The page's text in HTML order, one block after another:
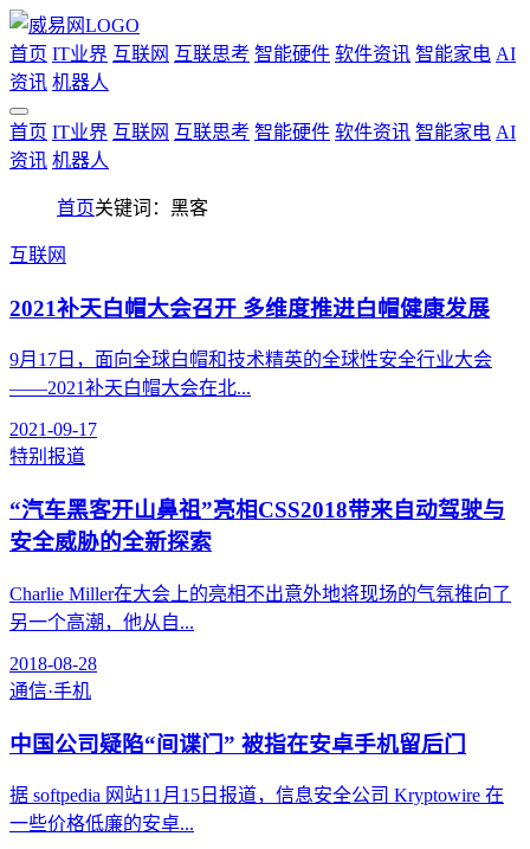
首页 IT业界 互联网 互联思考 智能硬件 软件资讯 智能家电 AI
资讯 机器人
首页 IT业界 互联网 互联思考 智能硬件 软件资讯 智能家电 AI
资讯 机器人
首页关键词：黑客
互联网
2021补天白帽大会召开 多维度推进白帽健康发展
9月17日，面向全球白帽和技术精英的全球性安全行业大会
——2021补天白帽大会在北...
2021-09-17
特别报道
“汽车黑客开山鼻祖”亮相CSS2018带来自动驾驶与
安全威胁的全新探索
Charlie Miller在大会上的亮相不出意外地将现场的气氛推向了
另一个高潮，他从自...
2018-08-28
通信·手机
中国公司疑陷“间谍门” 被指在安卓手机留后门
据 softpedia 网站11月15日报道，信息安全公司 Kryptowire 在
一些价格低廉的安卓...